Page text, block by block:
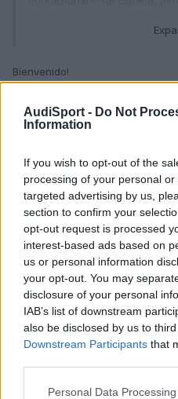
AudiSport - Do Not
Information
If you wish to opt-out of the
processing of your personal
targeted advertising by us,
section to confirm your
opt-out request is processed
interest-based ads based on
us or personal information
your opt-out. You may
disclosure of your personal
IAB’s list of downstream
also be disclosed by us to
Downstream Participants that
Personal Data
opciones que el quiere,
Por ello, quiere saber si es
sistemas superiores, ya sea
bang & olufsen, y que precios
montarlo de fábrica. Como
duda que podría consultar
dicho que si puede ser le
estimados antes de ir a por
más o menos clara y así
Un saludo y gracias de
Bienvenido!
Pues pueden hacerle el cambio